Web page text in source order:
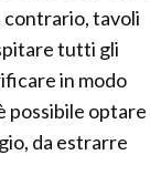
contrario, tavoli
tutti gli
in modo
possibile optare
da estrarre